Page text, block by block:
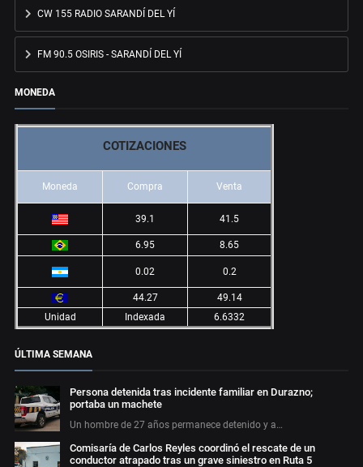
CW 155 RADIO SARANDÍ DEL YÍ
FM 90.5 OSIRIS - SARANDÍ DEL YÍ
MONEDA
COTIZACIONES
Moneda Compra Venta
39.1 41.5
6.95 8.65
0.02 0.2
44.27
49.14
Unidad
Indexada 6.6332
ÚLTIMA SEMANA
Persona detenida tras incidente familiar en Durazno;
portaba un machete
Un hombre de 27 años permanece detenido y a…
Comisaría de Carlos Reyles coordinó el rescate de un
conductor atrapado tras un grave siniestro en Ruta 5